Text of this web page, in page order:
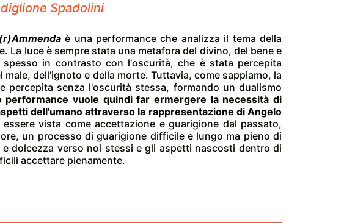
Spadolini
è una performance che analizza il tema della
La luce è sempre stata una metafora del divino, del bene e
in contrasto con l'oscurità, che è stata percepita
male, dell'ignoto e della morte. Tuttavia, come sappiamo, la
percepita senza l'oscurità stessa, formando un dualismo
performance vuole quindi far ermergere la necessità di
dell'umano attraverso la rappresentazione di Angelo
essere vista come accettazione e guarigione dal passato,
un processo di guarigione difficile e lungo ma pieno di
e dolcezza verso noi stessi e gli aspetti nascosti dentro di
accettare pienamente.